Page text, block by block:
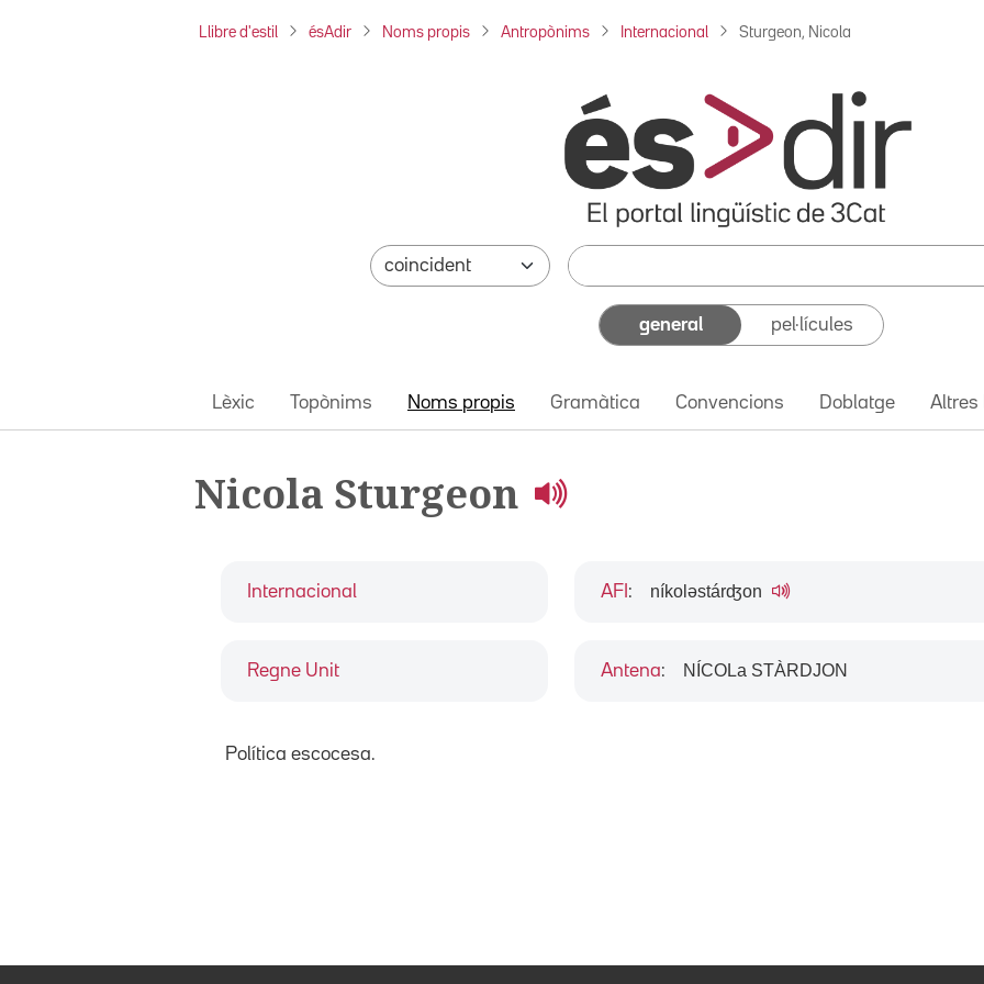
Llibre d'estil ésAdir Noms propis Antropònims Internacional Sturgeon, Nicola
general pel·lícules
Lèxic Topònims Noms propis Gramàtica Convencions Doblatge Altres
Nicola Sturgeon
Internacional
Regne Unit
AFI : níkoləstárʤon
Antena: NÍCOLa STÀRDJON
Política escocesa.